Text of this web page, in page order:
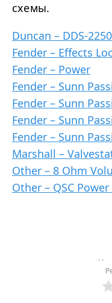
схемы.
Duncan – DDS-
Fender – Effects
Fender – Power
Fender – Sunn
Fender – Sunn
Fender – Sunn
Fender – Sunn
Marshall –
Other – 8 Ohm
Other – QSC